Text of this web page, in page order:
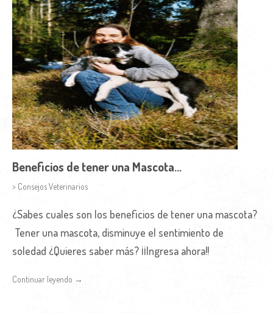
Beneficios de tener una Mascota...
> Consejos Veterinarios
¿Sabes cuales son los beneficios de tener una mascota?
Tener una mascota, disminuye el sentimiento de
soledad ¿Quieres saber más? ¡¡Ingresa ahora!!
Continuar leyendo →